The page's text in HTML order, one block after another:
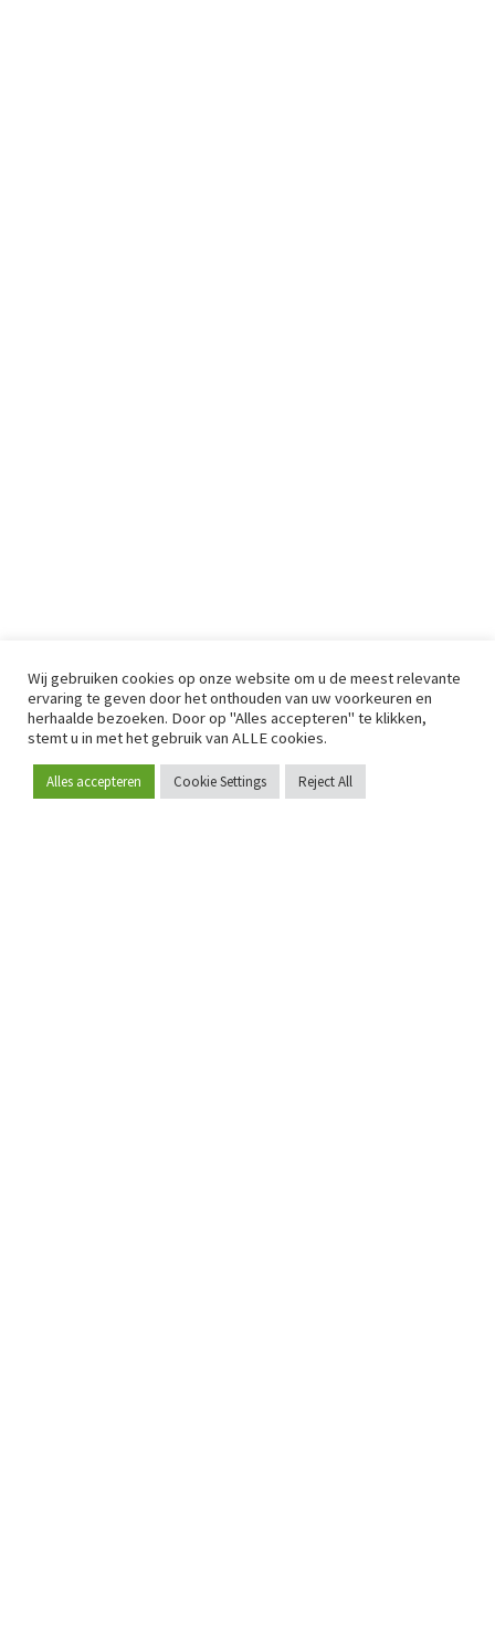
Word lid
Wij gebruiken cookies op onze website om u de meest relevante
ervaring te geven door het onthouden van uw voorkeuren en
herhaalde bezoeken. Door op "Alles accepteren" te klikken,
stemt u in met het gebruik van ALLE cookies.
Alles accepteren Cookie Settings Reject All